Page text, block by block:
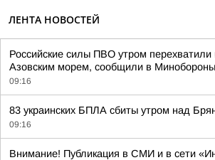
ЛЕНТА НОВОСТЕЙ
Российские силы ПВО утром
Азовским морем, сообщили в
09:16
83 украинских БПЛА сбиты утром над
09:16
Внимание! Публикация в СМИ и в сети